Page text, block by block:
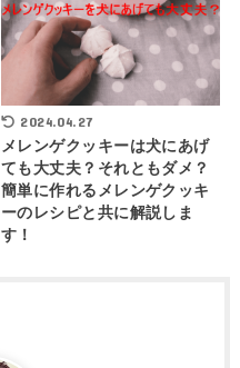
2024.04.27
メレンゲクッキーは犬にあげ
ても大丈夫？それともダメ？
簡単に作れるメレンゲクッキ
ーのレシピと共に解説しま
す！